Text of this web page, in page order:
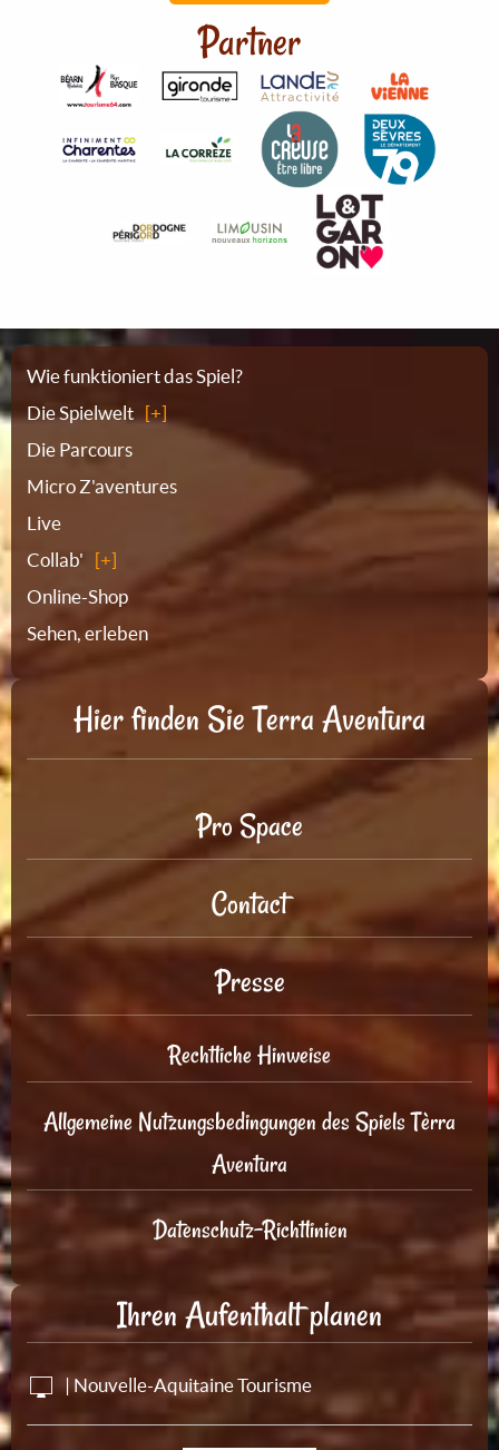
Partner
Sitemap
Wie funktioniert das Spiel?
Die Spielwelt
Die Parcours
Micro Z'aventures
Live
Collab'
Online-Shop
Sehen, erleben
Hier finden Sie Terra Aventura
Pro Space
Contact
Presse
Rechtliche Hinweise
Allgemeine Nutzungsbedingungen des Spiels Tèrra
Aventura
Datenschutz-Richtlinien
Ihren Aufenthalt planen
| Nouvelle-Aquitaine Tourisme